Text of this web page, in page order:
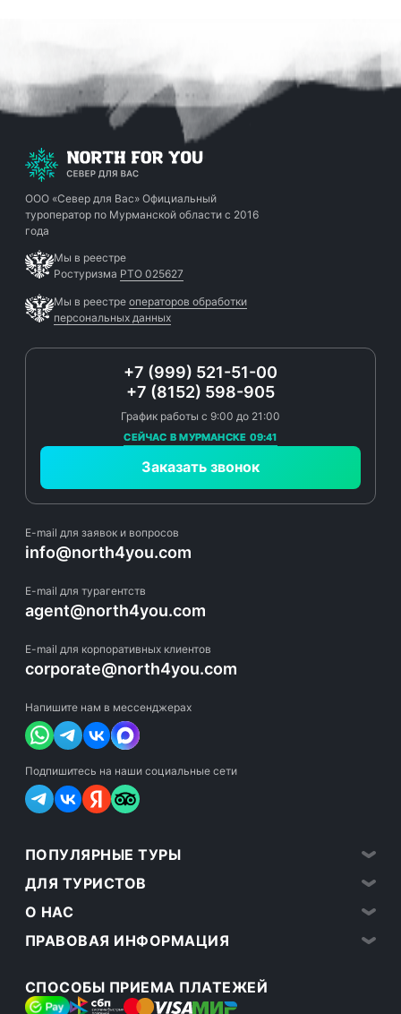
ООО «Север для Вас» Официальный
туроператор по Мурманской области с 2016
года
Мы в реестре
Ростуризма РТО 025627
Мы в реестре операторов обработки
персональных данных
+7 (999) 521-51-00
+7 (8152) 598-905
Заказать звонок
График работы с 9:00 до 21:00
СЕЙЧАС В МУРМАНСКЕ 09:41
E-mail для заявок и вопросов
info@north4you.com
E-mail для турагентств
agent@north4you.com
E-mail для корпоративных клиентов
corporate@north4you.com
Напишите нам в мессенджерах
Подпишитесь на наши социальные сети
ПОПУЛЯРНЫЕ ТУРЫ
ДЛЯ ТУРИСТОВ
О НАС
ПРАВОВАЯ ИНФОРМАЦИЯ
СПОСОБЫ ПРИЕМА ПЛАТЕЖЕЙ